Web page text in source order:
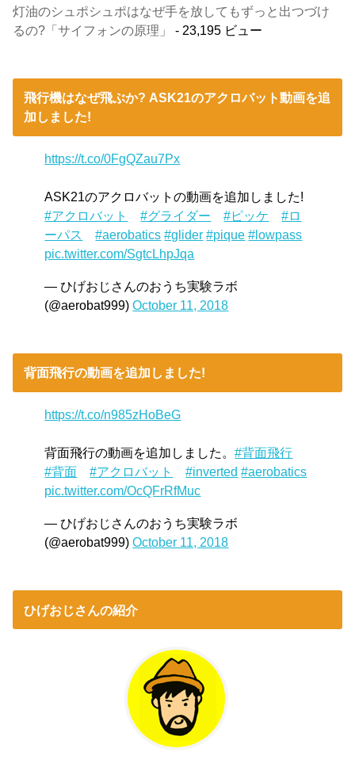
灯油のシュポシュポはなぜ手を放してもずっと出つづけ
るの?「サイフォンの原理」
- 23,195 ビュー
飛行機はなぜ飛ぶか? ASK21のアクロバット動画を追
加しました!
https://t.co/0FgQZau7Px
ASK21のアクロバットの動画を追加しました!
#アクロバット
#グライダー #ピッケ
#ロ
ーパス
#aerobatics #glider #pique #lowpass
pic.twitter.com/SgtcLhpJqa
— ひげおじさんのおうち実験ラボ
(@aerobat999)October 11, 2018
背面飛行の動画を追加しました!
https://t.co/n985zHoBeG
背面飛行の動画を追加しました。#背面飛行
#背面
#アクロバット #inverted #aerobatics
pic.twitter.com/OcQFrRfMuc
— ひげおじさんのおうち実験ラボ
(@aerobat999)October 11, 2018
ひげおじさんの紹介